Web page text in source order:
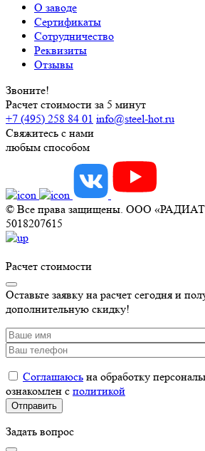
О заводе
Сертификаты
Сотрудничество
Реквизиты
Отзывы
Звоните!
Расчет стоимости за 5 минут
+7 (495) 258 84 01 info@steel-hot.ru
Свяжитесь с нами
любым способом
© Все права защищены. ООО
5018207615
Расчет стоимости
Оставьте заявку на расчет сегодня и
дополнительную скидку!
Соглашаюсь на обработку
ознакомлен с политикой
Задать вопрос